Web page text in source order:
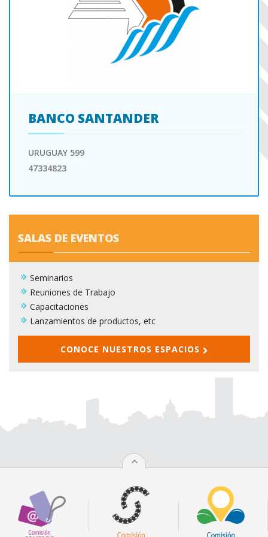
BANCO SANTANDER
URUGUAY 599
47334823
SALAS DE EVENTOS
Seminarios
Reuniones de Trabajo
Capacitaciones
Lanzamientos de productos, etc
CONOCE NUESTROS ESPACIOS